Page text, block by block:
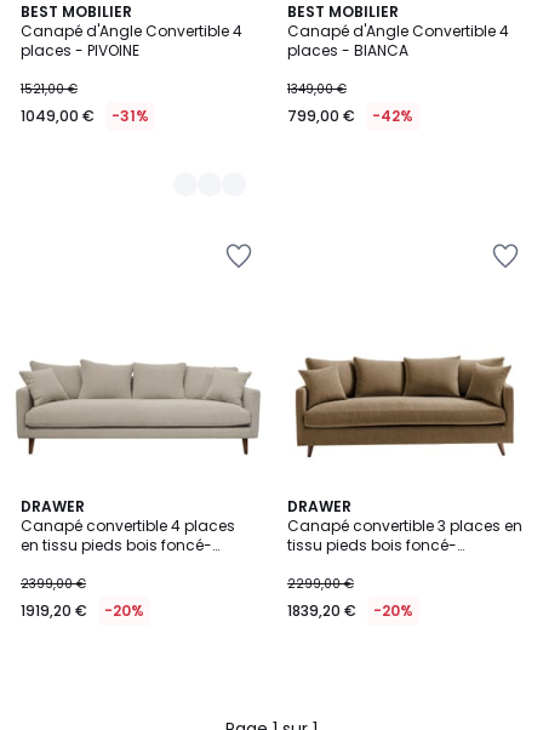
BEST MOBILIER
Canapé d'Angle Convertible 4
places - PIVOINE
1521,00 €
1049,00 € -31%
6
Couleurs
BEST MOBILIER
Canapé d'Angle Convertible 4
places - BIANCA
1349,00 €
799,00 € -42%
DRAWER
Canapé convertible 4 places
en tissu pieds bois foncé-
2399,00 €
1919,20 € -20%
DRAWER
Canapé convertible 3 places en
tissu pieds bois foncé-
2299,00 €
1839,20 € -20%